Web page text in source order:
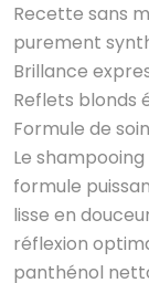
Recette sans
purement
Brillance
Reflets blonds
Formule de
Le
formule
lisse en
réflexion
panthénol